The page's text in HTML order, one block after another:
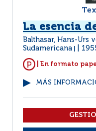
La esencia
Balthasar, Hans-Urs
Sudamericana
| En formato
MÁS